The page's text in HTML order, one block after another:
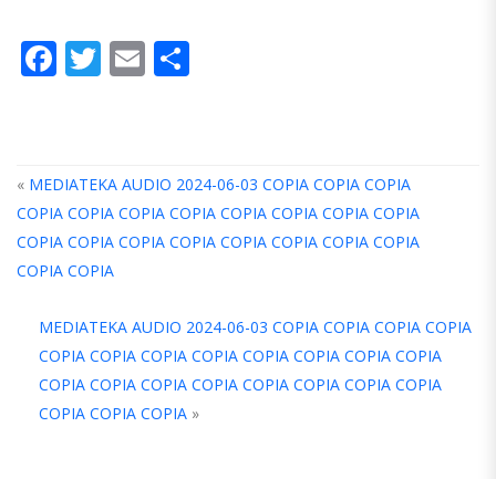
Facebook
Twitter
Email
« MEDIATEKA AUDIO 2024-06-03 COPIA COPIA COPIA
COPIA COPIA COPIA COPIA COPIA COPIA COPIA COPIA
COPIA COPIA COPIA COPIA COPIA COPIA COPIA COPIA
COPIA COPIA
MEDIATEKA AUDIO 2024-06-03 COPIA COPIA COPIA COPIA
COPIA COPIA COPIA COPIA COPIA COPIA COPIA COPIA
COPIA COPIA COPIA COPIA COPIA COPIA COPIA COPIA
COPIA COPIA COPIA »